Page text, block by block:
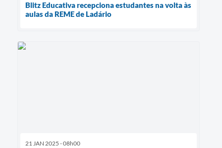
Blitz Educativa recepciona estudantes na volta às
aulas da REME de Ladário
21 JAN 2025 - 08h00